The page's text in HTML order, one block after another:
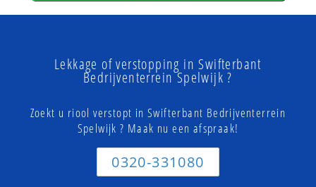
Lekkage of verstopping in Swifterbant
Bedrijventerrein Spelwijk ?
Zoekt u riool verstopt in Swifterbant Bedrijventerrein
Spelwijk ? Maak nu een afspraak!
0320-331080